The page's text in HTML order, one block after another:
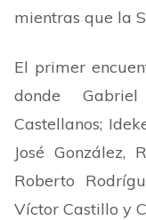
mientras que la
El primer
donde
Castellanos;
José González,
Roberto
Víctor Castillo y